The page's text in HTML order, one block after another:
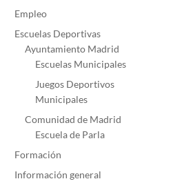
Empleo
Escuelas Deportivas
Ayuntamiento Madrid
Escuelas Municipales
Juegos Deportivos
Municipales
Comunidad de Madrid
Escuela de Parla
Formación
Información general